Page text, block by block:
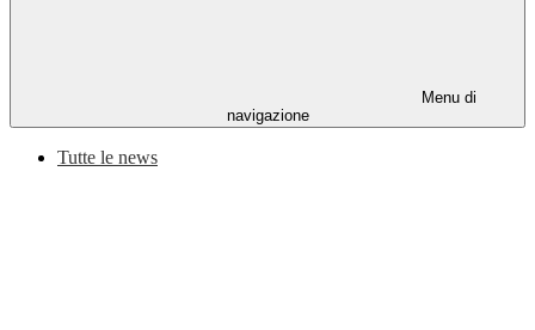
Menu di
navigazione
Tutte le news